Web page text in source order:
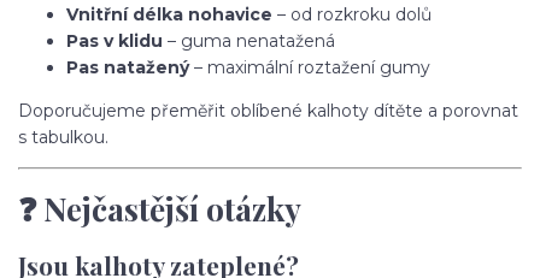
Vnitřní délka nohavice – od rozkroku dolů
Pas v klidu – guma nenatažená
Pas natažený– maximální roztažení gumy
Doporučujeme přeměřit oblíbené kalhoty dítěte a porovnat
s tabulkou.
❓ Nejčastější otázky
Jsou kalhoty zateplené?